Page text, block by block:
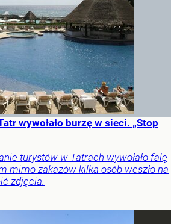
wywołało burzę w sieci. „Stop
turystów w Tatrach wywołało falę
mimo zakazów kilka osób weszło na
zdjęcia.